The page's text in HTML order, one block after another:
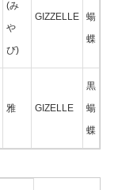
(み
や
び)
GIZZELLE 蝪
蝶
雅 GIZELLE
黒
蝪
蝶